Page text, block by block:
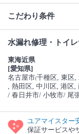
こだわり条件
水漏れ修理・トイ
東海近県
[愛知県]
名古屋市(千種区 , 東区 ,
, 熱田区 , 中川区 , 港区 ,
/ 春日井市/ 小牧市/ 尾
ユアマイスター
保証サービスや